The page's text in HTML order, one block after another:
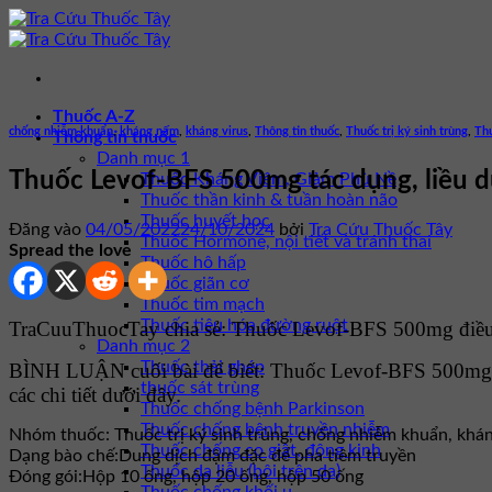
Bỏ
qua
dung
Thuốc A-Z
Thông tin thuốc
Danh mục 1
Thuốc Kháng Viêm, Giảm Phù Nề
Thuốc thần kinh & tuần hoàn não
Thuốc huyết học
Thuốc Hormone, nội tiết và tránh thai
Thuốc hô hấp
Thuốc giãn cơ
Thuốc tim mạch
Thuốc tiêu hóa đường ruột
Danh mục 2
Thuốc thải ghép
thuốc sát trùng
Thuốc chống bệnh Parkinson
Thuốc chống bệnh truyền nhiễm
Thuốc chống co giật, động kinh
Thuốc da liễu (bôi trên da)
chống nhiễm khuẩn, kháng nấm kháng virus Thông tin thuốc Thuốc trị ký sinh trùng
Thuốc Levof-BFS 500mg tác dụng, liều
Đăng vào 04/05/202224/10/2024 bởi Tra Cứu Thuốc Tây
Spread the love
TraCuuThuocTay chia sẻ: Thuốc Levof-BFS 500mg
BÌNH LUẬN cuối bài để biết: Thuốc Levof-BFS
các chi tiết dưới đây.
Nhóm thuốc: Thuốc trị ký sinh trùng, chống nhiễm khuẩn,
Dạng bào chế: Dung dịch đậm đặc để pha tiêm truyền
Đóng gói: Hộp 10 ống, hộp 20 ống, hộp 50 ống